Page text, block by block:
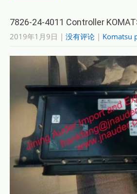
7826-24-4011 Controller
2019年1月9日 | 没有评论 | Komatsu